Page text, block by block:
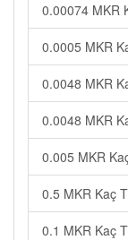
0.00074 MKR
0.0005 MKR
0.0048 MKR
0.0048 MKR
0.005 MKR
0.5 MKR Kaç
0.1 MKR Kaç